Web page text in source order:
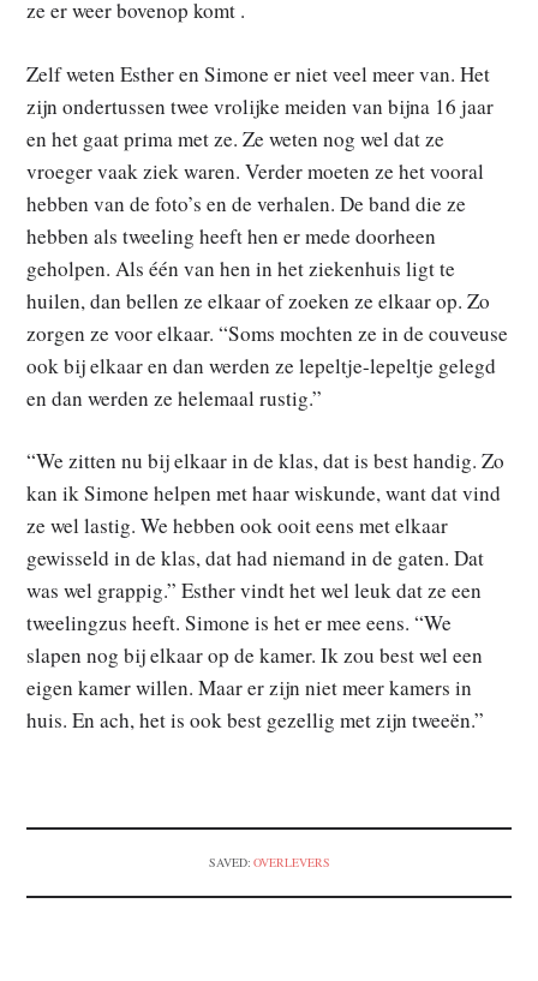
ze er weer bovenop komt .
Zelf weten Esther en Simone er niet veel meer van. Het
zijn ondertussen twee vrolijke meiden van bijna 16 jaar
en het gaat prima met ze. Ze weten nog wel dat ze
vroeger vaak ziek waren. Verder moeten ze het vooral
hebben van de foto’s en de verhalen. De band die ze
hebben als tweeling heeft hen er mede doorheen
geholpen. Als één van hen in het ziekenhuis ligt te
huilen, dan bellen ze elkaar of zoeken ze elkaar op. Zo
zorgen ze voor elkaar. “Soms mochten ze in de couveuse
ook bij elkaar en dan werden ze lepeltje-lepeltje gelegd
en dan werden ze helemaal rustig.”
“We zitten nu bij elkaar in de klas, dat is best handig. Zo
kan ik Simone helpen met haar wiskunde, want dat vind
ze wel lastig. We hebben ook ooit eens met elkaar
gewisseld in de klas, dat had niemand in de gaten. Dat
was wel grappig.” Esther vindt het wel leuk dat ze een
tweelingzus heeft. Simone is het er mee eens. “We
slapen nog bij elkaar op de kamer. Ik zou best wel een
eigen kamer willen. Maar er zijn niet meer kamers in
huis. En ach, het is ook best gezellig met zijn tweeën.”
SAVED: OVERLEVERS